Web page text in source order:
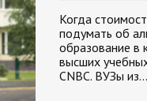
Когда
подумать об
образование в
высших
CNBC. ВУЗы из…